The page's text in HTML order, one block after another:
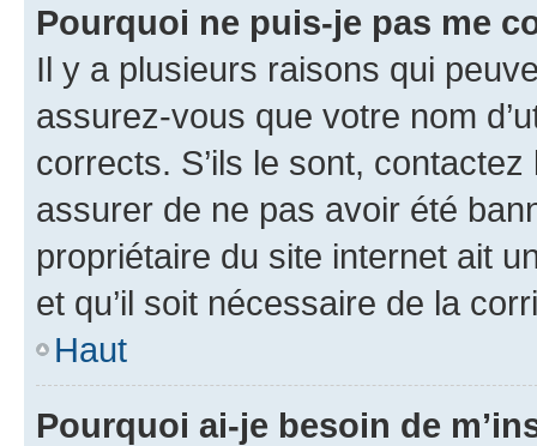
Pourquoi ne puis-je pas me
Il y a plusieurs raisons qui
assurez-vous que votre nom
corrects. S’ils le sont,
assurer de ne pas avoir été
propriétaire du site internet ait
et qu’il soit nécessaire de la
Haut
Pourquoi ai-je besoin de